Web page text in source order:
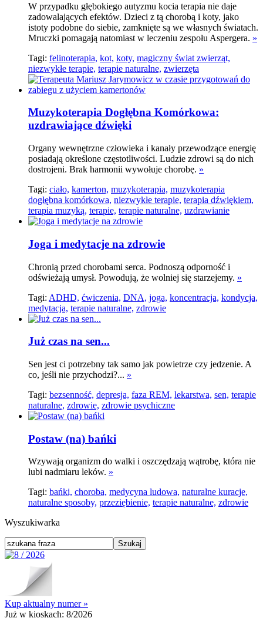
W przypadku głębokiego autyzmu kocia terapia nie daje
zadowalających efektów. Dzieci z tą chorobą i koty, jako
istoty podobne do siebie, zamknięte są we własnych światach.
Mruczki pomagają natomiast w leczeniu zespołu Aspergera. »
Tagi: felinoterapia, kot, koty, magiczny świat zwierząt,
niezwykłe terapie, terapie naturalne, zwierzęta
Muzykoterapia Dogłębna Komórkowa:
uzdrawiające dźwięki
Organy wewnętrzne człowieka i kanały przewodzące energię
posiadają określone częstotliwości. Ludzie zdrowi są do nich
dostrojeni. Brak harmonii wywołuje chorobę. »
Tagi: ciało, kamerton, muzykoterapia, muzykoterapia
dogłębna komórkowa, niezwykłe terapie, terapia dźwiękiem,
terapia muzyką, terapie, terapie naturalne, uzdrawianie
Joga i medytacje na zdrowie
Chronią przed chorobami serca. Podnoszą odporność i
odświeżają umysł. Powodują, że wolniej się starzejemy. »
Tagi: ADHD, ćwiczenia, DNA, joga, koncentracja, kondycja,
medytacja, terapie naturalne, zdrowie
Już czas na sen...
Sen jest ci potrzebny tak samo jak powietrze czy jedzenie. A
co, jeśli nie przychodzi?... »
Tagi: bezsenność, depresja, faza REM, lekarstwa, sen, terapie
naturalne, zdrowie, zdrowie psychiczne
Postaw (na) bańki
Wzywają organizm do walki i oszczędzają wątrobę, która nie
lubi nadmiaru leków. »
Tagi: bańki, choroba, medycyna ludowa, naturalne kuracje,
naturalne sposoby, przeziębienie, terapie naturalne, zdrowie
Wyszukiwarka
Kup aktualny numer »
Już w kioskach: 8/2026